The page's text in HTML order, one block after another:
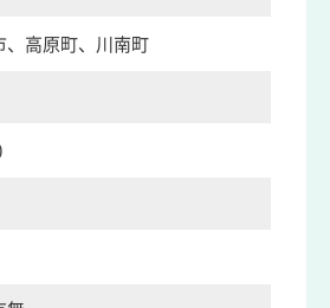
、高原町、川南町